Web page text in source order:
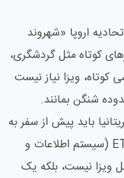
اروپا «شهروند
کوتاه مثل گردشگری،
ویزا نیاز نیست
بریتانیا باید پیش از سفر به
منطقه شنگن، به‌صورت آنلاین مجوز ETIAS (سیستم اطلاعات و
ویزا نیست، بلکه یک